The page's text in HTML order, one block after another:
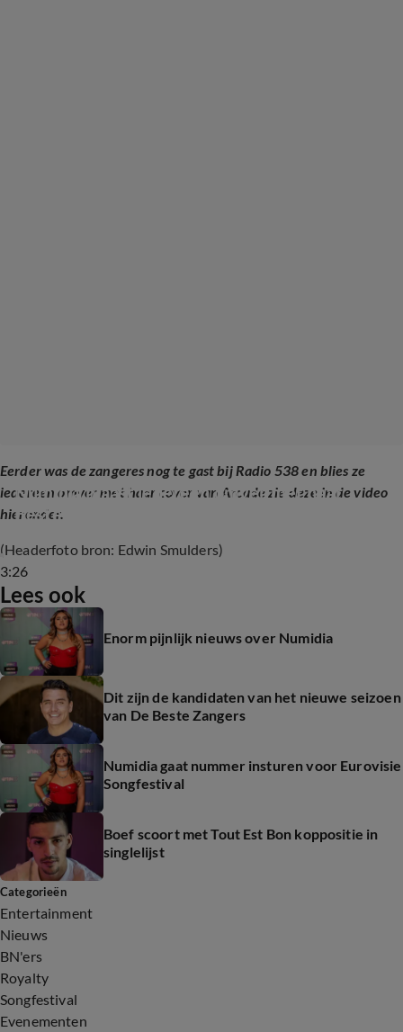
Eerder was de zangeres nog te gast bij Radio 538 en blies ze
iedereen omver met haar cover van Arcade zie deze in de video
hieronder.
3:26
Numidia blaast iedereen omver met haar
Beste Zangers-cover van Duncan Laurence
(Headerfoto bron: Edwin Smulders)
Lees ook
Enorm pijnlijk nieuws over Numidia
Dit zijn de kandidaten van het nieuwe seizoen
van De Beste Zangers
Numidia gaat nummer insturen voor Eurovisie
Songfestival
Boef scoort met Tout Est Bon koppositie in
singlelijst
Categorieën
Entertainment
Nieuws
BN'ers
Royalty
Songfestival
Evenementen